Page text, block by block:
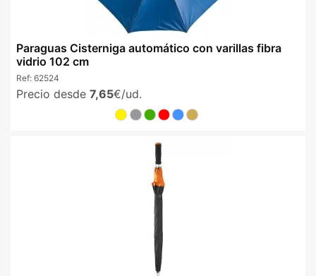
Paraguas Cisterniga automático con varillas fibra
vidrio 102 cm
Ref: 62524
Precio desde 7,65€/ud.